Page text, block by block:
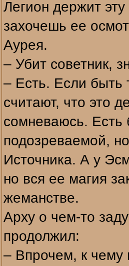
Легион держит
захочешь ее
Аурея.
– Убит советник,
– Есть. Если быть
считают, что это
сомневаюсь. Есть
подозреваемой,
Источника. А у
но вся ее магия
жеманстве.
Арху о чем-то
продолжил:
– Впрочем, к чему